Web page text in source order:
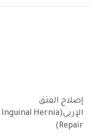
إصلاح الفتق
الإربي(Inguinal Hernia
Repair)